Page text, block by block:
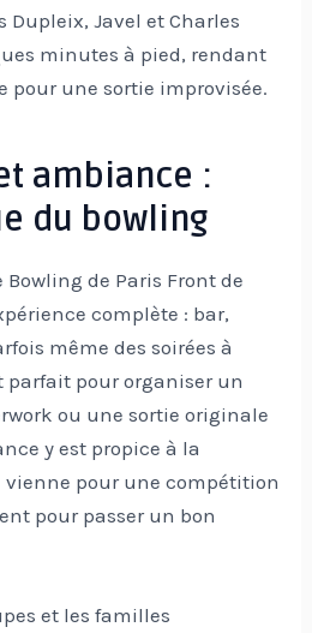
Dupleix, Javel et Charles
minutes à pied, rendant
pour une sortie improvisée.
ambiance :
du bowling
de Paris Front de
complète : bar,
même des soirées à
parfait pour organiser un
ou une sortie originale
y est propice à la
vienne pour une compétition
pour passer un bon
et les familles